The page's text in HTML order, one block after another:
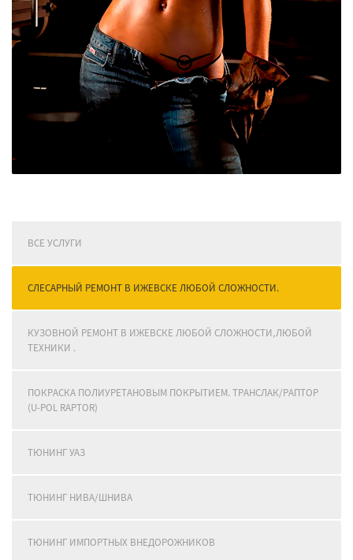
ВСЕ УСЛУГИ
СЛЕСАРНЫЙ РЕМОНТ В ИЖЕВСКЕ ЛЮБОЙ СЛОЖНОСТИ.
КУЗОВНОЙ РЕМОНТ В ИЖЕВСКЕ ЛЮБОЙ СЛОЖНОСТИ,ЛЮБОЙ
ТЕХНИКИ .
ПОКРАСКА ПОЛИУРЕТАНОВЫМ ПОКРЫТИЕМ. ТРАНСЛАК/РАПТОР
(U-POL RAPTOR)
ТЮНИНГ УАЗ
ТЮНИНГ НИВА/ШНИВА
ТЮНИНГ ИМПОРТНЫХ ВНЕДОРОЖНИКОВ